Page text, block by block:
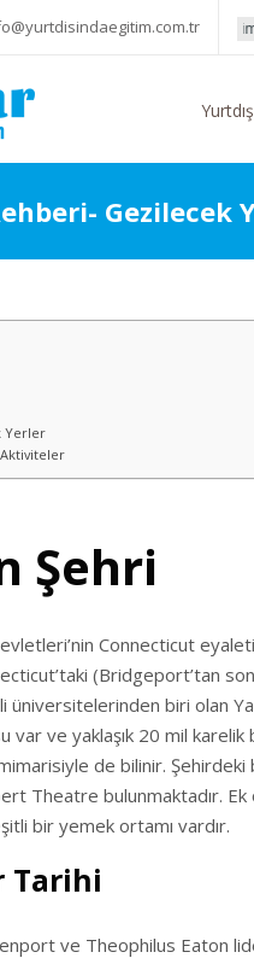
Önemli Eğitim Ücretleri
Yerler
Aktiviteler
Şehri
Connecticut
(Bridgeport’tan
üniversitelerinden biri olan
var ve yaklaşık 20 mil karelik
mimarisiyle de bilinir.
Theatre bulunmaktadır.
bir yemek ortamı vardır.
Tarihi
ve Theophilus Eaton